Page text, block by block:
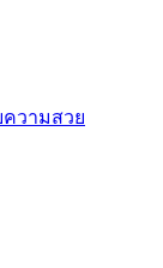
ความสวย